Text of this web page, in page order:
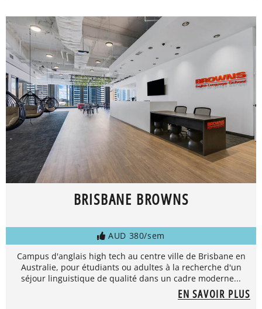
BRISBANE BROWNS
AUD 380/sem
Campus d'anglais high tech au centre ville de Brisbane en
Australie, pour étudiants ou adultes à la recherche d'un
séjour linguistique de qualité dans un cadre moderne...
EN SAVOIR PLUS